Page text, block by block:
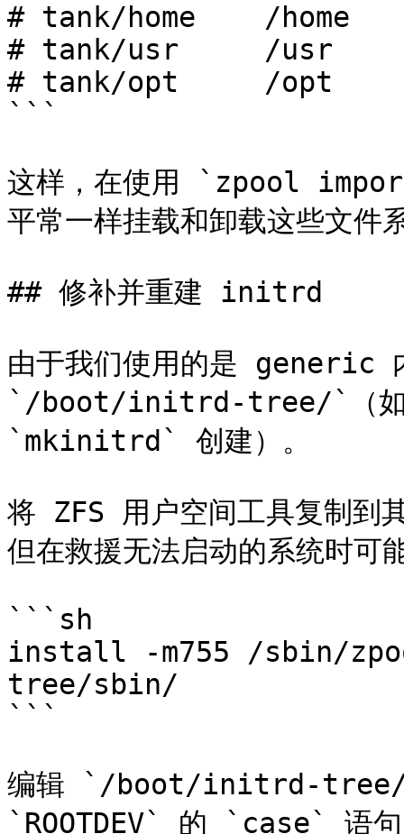
# tank/home    /
# tank/usr     /usr
# tank/opt     /opt
```
这样，在使用 `zpool
平常一样挂载和卸载这些文件
## 修补并重建 initrd
由于我们使用的是 generic
`/boot/initrd-tree/`（如果
`mkinitrd` 创建）。
将 ZFS 用户空间工具复制
但在救援无法启动的系统时可
```sh
install -m755 /sbin/
tree/sbin/
```
编辑 `/boot/initrd-tree/
`ROOTDEV` 的 `case` 语句